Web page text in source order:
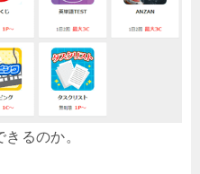
るのか。